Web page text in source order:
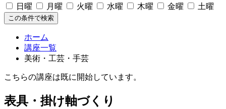
日曜
月曜 火曜 水曜 木曜 金曜 土曜
この条件で検索
ホーム
講座一覧
美術・工芸・手芸
こちらの講座は既に開始しています。
表具・掛け軸づくり